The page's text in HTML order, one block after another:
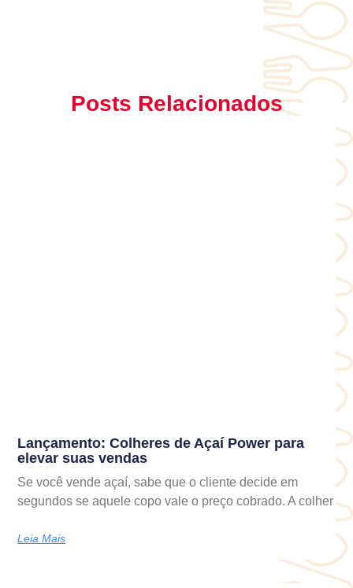
Posts Relacionados
Lançamento: Colheres de Açaí Power para
elevar suas vendas
Se você vende açaí, sabe que o cliente decide em
segundos se aquele copo vale o preço cobrado. A colher
Leia Mais